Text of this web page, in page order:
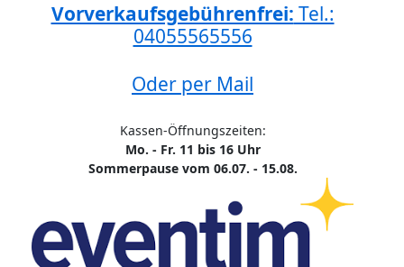
Vorverkaufsgebührenfrei: Tel.:
04055565556
Oder per Mail
Kassen-Öffnungszeiten:
Mo. - Fr. 11 bis 16 Uhr
Sommerpause vom 06.07. - 15.08.